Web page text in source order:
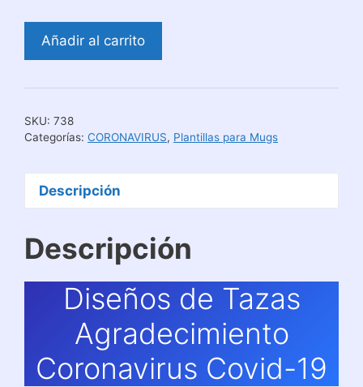
Diseños
Agradecimiento
Covid-
Añadir al carrito
SKU: 738
Categorías: CORONAVIRUS, Plantillas para Mugs
Descripción
Descripción
Diseños de Tazas
Agradecimiento
Coronavirus Covid-19